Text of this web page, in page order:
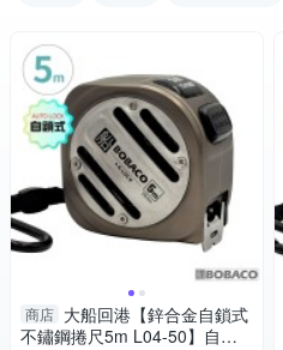
商店 大船回港【鋅合金自鎖式
不鏽鋼捲尺5m L04-50】自動